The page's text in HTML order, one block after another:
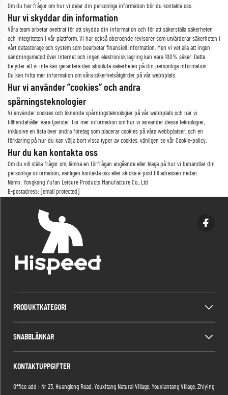
Om du har frågor om hur vi delar din personliga information bör du kontakta oss.
Hur vi skyddar din information
Våra team arbetar ovettrat för att skydda din information och för att säkerställa säkerheten
och integriteten i vår plattform. Vi har också oberoende revisorer som utvärderar säkerheten i
vårt datastorage och system som bearbetar finansiell information. Men vi vet alla att ingen
sändningsmetod över Internet och ingen elektronisk lagring kan vara 100% säker. Detta
betyder att vi inte kan garantera den absoluta säkerheten på din personliga information.
Du kan hitta mer information om våra säkerhetsåtgärder på vår webbplats.
Hur vi använder ”cookies” och andra
spårningsteknologier
Vi använder cookies och liknande spårningsteknologier på vår webbplats och när vi
tillhandahåller våra tjänster. För mer information om hur vi använder dessa teknologier,
inklusive en lista över andra företag som placerar cookies på våra webbplatser, och en
förklaring på hur du kan välja bort vissa typer av cookies, vänligen se vår Cookie-policy.
Hur du kan kontakta oss
Om du vill ställa frågor om, lämna en förfrågan angående eller klaga på hur vi behandlar din
personliga information, vänligen kontakta oss eller skicka e-post till adressen nedan.
Namn: Yongkang Yufan Leisure Products Manufacture Co., Ltd
E-postadress:
[email protected]
PRODUKTKATEGORI
SNABBLÄNKAR
KONTAKTUPPGIFTER
Office add : Nr 23, Huanglong Road, Youxitang Natural Village, Youxiantang Village, Zhiying